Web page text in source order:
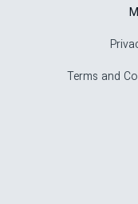
Terms and